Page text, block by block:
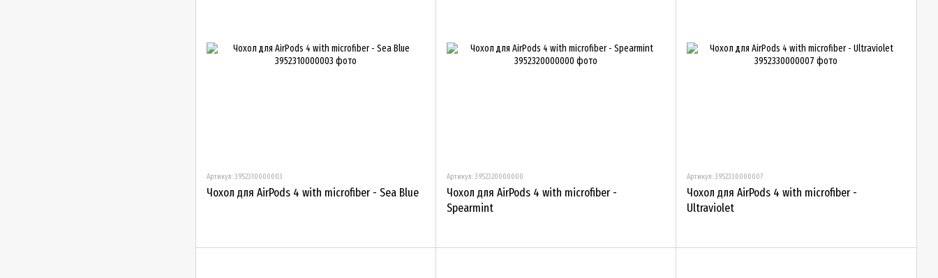
Артикул: 3952310000003
Чохол для AirPods 4 with microfiber - Sea Blue
Артикул: 3952320000000
Чохол для AirPods 4 with microfiber -
Spearmint
Артикул: 3952330000007
Чохол для AirPods 4 with microfiber -
Ultraviolet